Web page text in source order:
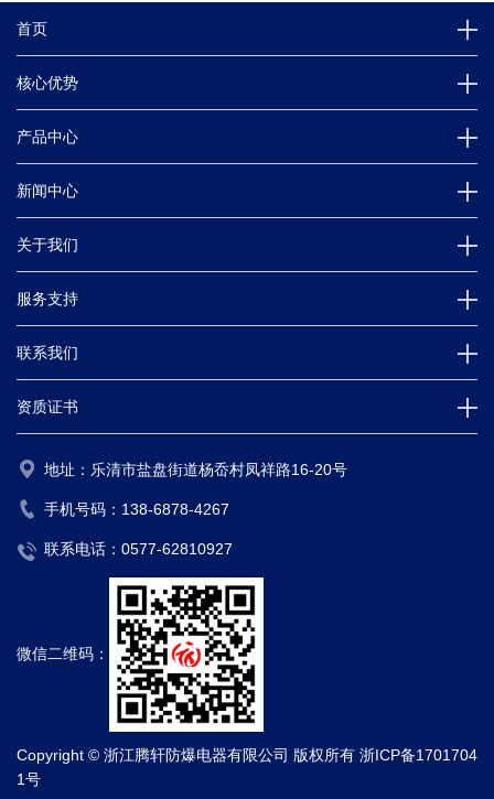
首页
核心优势
产品中心
新闻中心
关于我们
服务支持
联系我们
资质证书
地址：乐清市盐盘街道杨岙村凤祥路16-20号
手机号码： 138-6878-4267
联系电话： 0577-62810927
微信二维码：
Copyright © 浙江腾轩防爆电器有限公司 版权所有 浙ICP备1701704
1号